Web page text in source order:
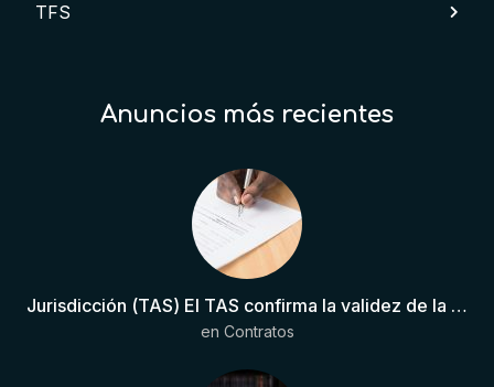
TFS
Anuncios más recientes
Jurisdicción (TAS) El TAS confirma la validez de la cláusula de sumisión jurisdiccional en el contrato del futbolista.
en Contratos